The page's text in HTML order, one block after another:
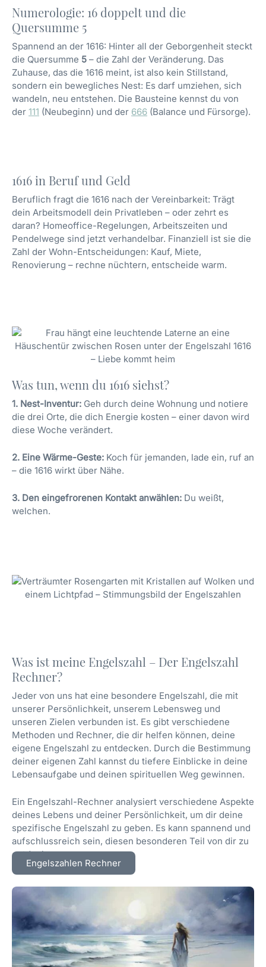
Numerologie: 16 doppelt und die
Quersumme 5
Spannend an der 1616: Hinter all der Geborgenheit steckt
die Quersumme 5 – die Zahl der Veränderung. Das
Zuhause, das die 1616 meint, ist also kein Stillstand,
sondern ein bewegliches Nest: Es darf umziehen, sich
wandeln, neu entstehen. Die Bausteine kennst du von
der 111 (Neubeginn) und der 666 (Balance und Fürsorge).
1616 in Beruf und Geld
Beruflich fragt die 1616 nach der Vereinbarkeit: Trägt
dein Arbeitsmodell dein Privatleben – oder zehrt es
daran? Homeoffice-Regelungen, Arbeitszeiten und
Pendelwege sind jetzt verhandelbar. Finanziell ist sie die
Zahl der Wohn-Entscheidungen: Kauf, Miete,
Renovierung – rechne nüchtern, entscheide warm.
Was tun, wenn du 1616 siehst?
1. Nest-Inventur: Geh durch deine Wohnung und notiere
die drei Orte, die dich Energie kosten – einer davon wird
diese Woche verändert.
2. Eine Wärme-Geste: Koch für jemanden, lade ein, ruf an
– die 1616 wirkt über Nähe.
3. Den eingefrorenen Kontakt anwählen: Du weißt,
welchen.
Was ist meine Engelszahl – Der Engelszahl
Rechner?
Jeder von uns hat eine besondere Engelszahl, die mit
unserer Persönlichkeit, unserem Lebensweg und
unseren Zielen verbunden ist. Es gibt verschiedene
Methoden und Rechner, die dir helfen können, deine
eigene Engelszahl zu entdecken. Durch die Bestimmung
deiner eigenen Zahl kannst du tiefere Einblicke in deine
Lebensaufgabe und deinen spirituellen Weg gewinnen.
Ein Engelszahl-Rechner analysiert verschiedene Aspekte
deines Lebens und deiner Persönlichkeit, um dir deine
spezifische Engelszahl zu geben. Es kann spannend und
aufschlussreich sein, diesen besonderen Teil von dir zu
entdecken.
Engelszahlen Rechner